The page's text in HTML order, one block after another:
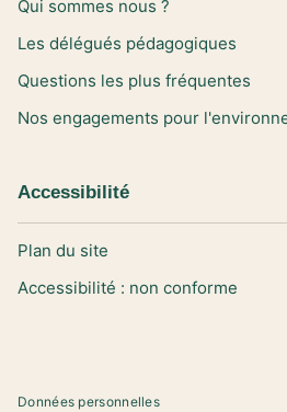
Qui sommes nous ?
Les délégués pédagogiques
Questions les plus fréquentes
Nos engagements pour
Accessibilité
Plan du site
Accessibilité : non conforme
Données personnelles